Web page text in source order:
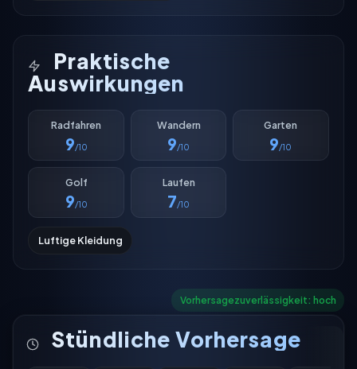
Praktische
Auswirkungen
Radfahren
9/10
Wandern
9/10
Garten
9/10
Golf
9/10
Laufen
7/10
Luftige Kleidung
Vorhersagezuverlässigkeit: hoch
Stündliche Vorhersage